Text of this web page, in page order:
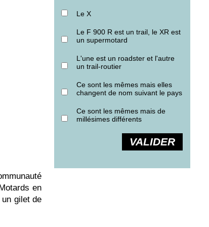
en
gilet de
Le X
Le F 900 R est un trail, le XR est
un supermotard
L'une est un roadster et l'autre
un trail-routier
Ce sont les mêmes mais elles
changent de nom suivant le pays
Ce sont les mêmes mais de
millésimes différents
VALIDER